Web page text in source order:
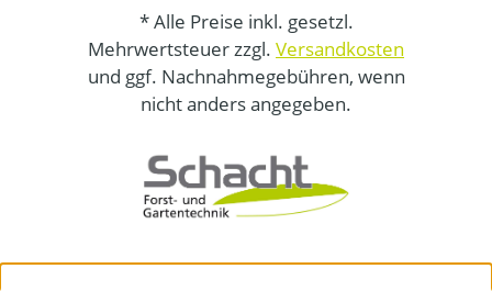
* Alle Preise inkl. gesetzl.
Mehrwertsteuer zzgl. Versandkosten
und ggf. Nachnahmegebühren, wenn
nicht anders angegeben.